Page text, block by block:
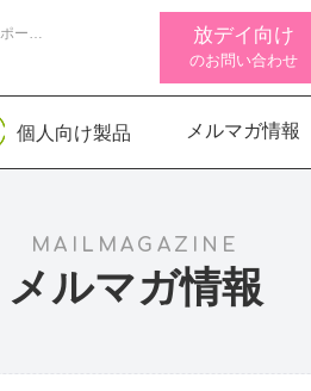
放デイ向け
のお問い合わせ
脳バランサー キッズ
個人向け製品
こども脳機能バランサ
メルマガ情報
カナダの自閉症を取り巻く環境と社会サポート（最終回）
MAILMAGAZINE
メルマガ情報